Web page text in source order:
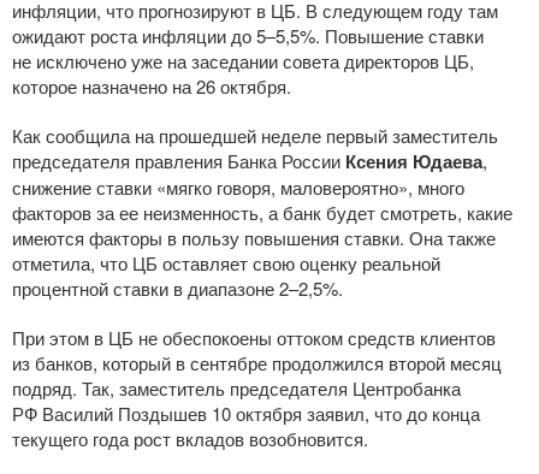
инфляции, что прогнозируют в ЦБ. В следующем году там
ожидают роста инфляции до 5–5,5%. Повышение ставки
не исключено уже на заседании совета директоров ЦБ,
которое назначено на 26 октября.
Как сообщила на прошедшей неделе первый заместитель
председателя правления Банка России Ксения Юдаева,
снижение ставки «мягко говоря, маловероятно», много
факторов за ее неизменность, а банк будет смотреть, какие
имеются факторы в пользу повышения ставки. Она также
отметила, что ЦБ оставляет свою оценку реальной
процентной ставки в диапазоне 2–2,5%.
При этом в ЦБ не обеспокоены оттоком средств клиентов
из банков, который в сентябре продолжился второй месяц
подряд. Так, заместитель председателя Центробанка
РФ Василий Поздышев 10 октября заявил, что до конца
текущего года рост вкладов возобновится.